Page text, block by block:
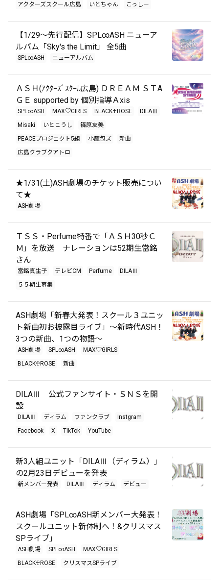
アクターズスクール広島
いとちゃん こっしー
【1/29～先行配信】SPL∞ASH ニューア
ルバム「Sky's the Limit」 全5曲
SPL∞ASH ニューアルバム
ＡＳＨ(ｱｸﾀｰｽﾞｽｸｰﾙ広島) ＤＲＥＡＭ ＳＴA
ＧＥ supported by 個別指導Ａxis
SPL∞ASH MAX♡GIRLS BLACK♰ROSE
DILAⅢ
Misaki
いとこうし
篠原友美
PEACEプロジェクト5組
小籠包ズ
新曲
広島クラブクアトロ
★1/31(土)ASH劇場のチケット販売につい
て★
ASH劇場
ＴＳＳ・Perfume特番で「ＡＳＨ30秒Ｃ
Ｍ」を放送 ナレーションは52期生當銘
さん
當銘真生子 テレビCM Perfume
DILAⅢ
５５期生募集
ASH劇場「新春大発表！スクール３ユニッ
ト新曲初お披露目ライブ」〜新時代ASH！
3つの新曲、1つの物語〜
ASH劇場 SPL∞ASH
MAX♡GIRLS
BLACK♰ROSE
新曲
DILAⅢ 公式ファンサイト・ＳＮＳを開
設
DILAⅢ ディラム ファンクラブ
Instgram
Facebook
X TikTok YouTube
新3人組ユニット「DILAⅢ（ディラム）」
の2月23日デビューを発表
新メンバー発表 DILAⅢ ディラム デビュー
ASH劇場「SPL∞ASH新メンバー大発表！
スクールユニット新体制へ！&クリスマス
SPライブ」
ASH劇場 SPL∞ASH
MAX♡GIRLS
BLACK♰ROSE
クリスマスSPライブ